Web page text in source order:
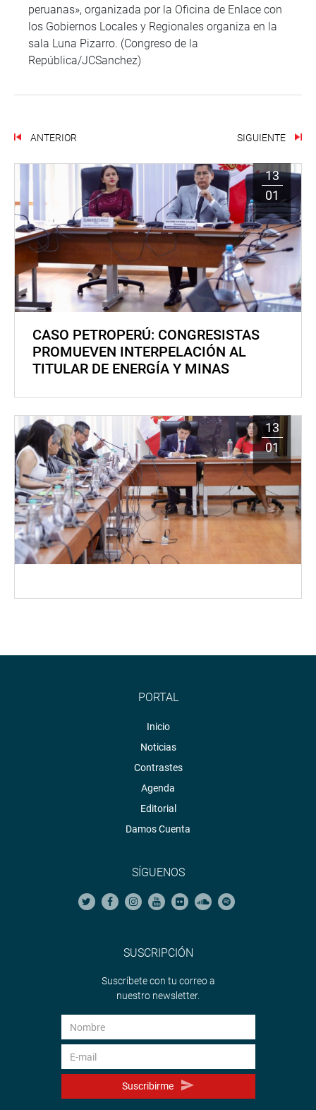
peruanas», organizada por la Oficina de Enlace con
los Gobiernos Locales y Regionales organiza en la
sala Luna Pizarro. (Congreso de la
República/JCSanchez)
ANTERIOR SIGUIENTE
13
01
CASO PETROPERÚ: CONGRESISTAS
PROMUEVEN INTERPELACIÓN AL
TITULAR DE ENERGÍA Y MINAS
13
01
PORTAL
Inicio
Noticias
Contrastes
Agenda
Editorial
Damos Cuenta
SÍGUENOS
SUSCRIPCIÓN
Suscríbete con tu correo a
nuestro newsletter.
Suscribirme